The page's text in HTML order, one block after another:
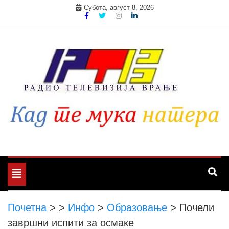
Субота, август 8, 2026
Toggle
navigation
Почетна > > Инфо > Образовање > Почели
завршни испити за осмаке